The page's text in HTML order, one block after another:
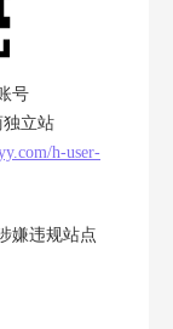
号
独立站
h-user-
嫌违规站点